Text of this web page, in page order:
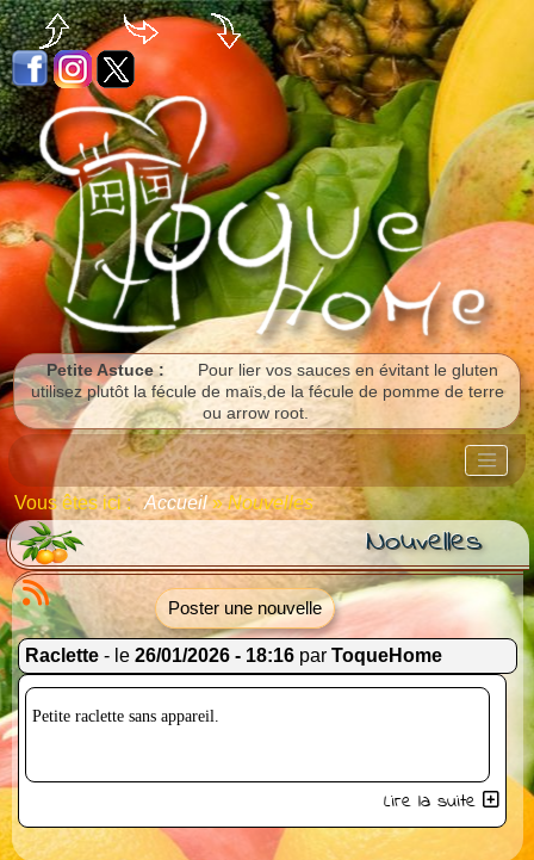
Petite Astuce :
Pour lier vos sauces en évitant le gluten
utilisez plutôt la fécule de maïs,de la fécule de pomme de terre
ou arrow root.
Vous êtes ici :Accueil»Nouvelles
Nouvelles
Poster une nouvelle
Raclette - le 26/01/2026 - 18:16par ToqueHome
Petite raclette sans appareil.
Lire la suite
Panneau de gestion des cookies